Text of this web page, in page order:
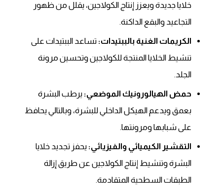
خلايا جديدة ويعزز إنتاج الكولاجين، يقلل من ظهور
التجاعيد والبقع الداكنة.
الكريمات الغنية بالببتيدات: تساعد الببتيدات على
تنشيط الخلايا المنتجة للكولاجين وتحسين مرونة
الجلد.
حمض الهيالورونيك الموضعي: يرطب البشرة
بعمق ويدعم الهيكل الداخلي للبشرة، وبالتالي يحافظ
على شبابها ومرونتها.
التقشير الكيميائي والفيزيائي: يحفز تجديد خلايا
البشرة وتنشيط إنتاج الكولاجين عن طريق إزالة
الطبقات السطحية المتقادمة.